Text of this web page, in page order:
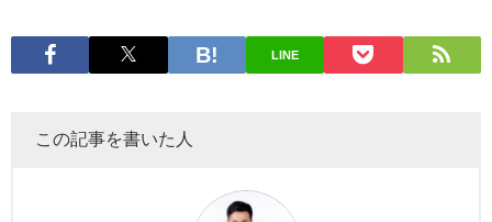
LINE
この記事を書いた人